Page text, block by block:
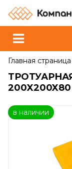
Главная страница
в наличии